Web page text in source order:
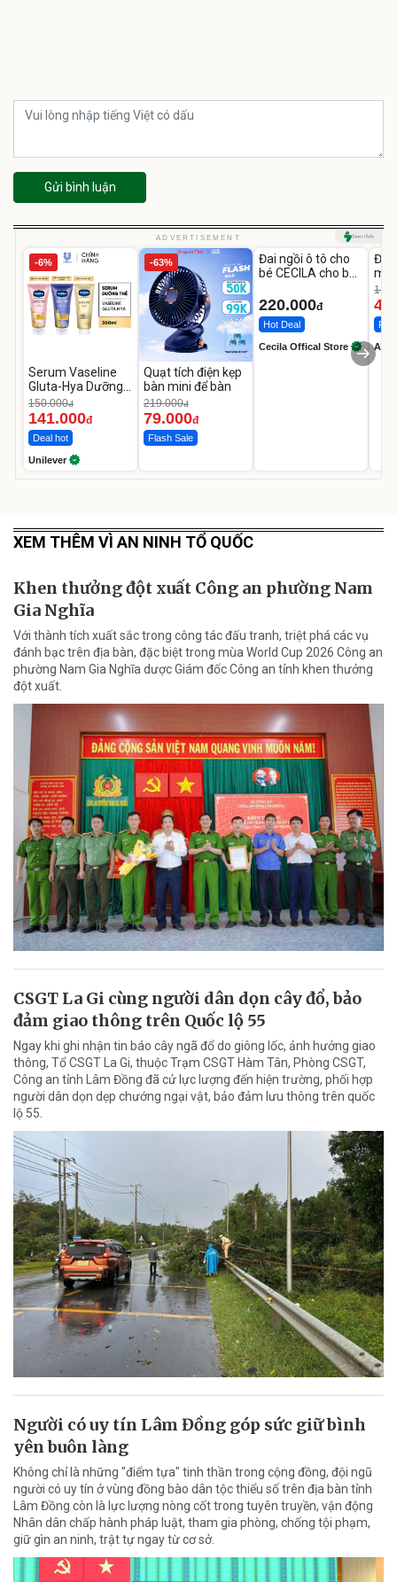
Gửi bình luận
ADVERTISEMENT
-6%
Serum Vaseline
Gluta-Hya Dưỡng
Da Sáng Mịn Sau 7
Ngày
150.000đ
141.000đ
Deal hot
Unilever
-63%
Quạt tích điện kẹp
bàn mini để bàn
219.000đ
79.000đ
Flash Sale
Đai ngồi ô tô cho
bé CECILA cho bé
220.000đ
Hot Deal
Cecila Offical Store A
XEM THÊM VÌ AN NINH TỔ QUỐC
Khen thưởng đột xuất Công an phường Nam
Gia Nghĩa
Với thành tích xuất sắc trong công tác đấu tranh, triệt phá các vụ
đánh bạc trên địa bàn, đặc biệt trong mùa World Cup 2026 Công an
phường Nam Gia Nghĩa dược Giám đốc Công an tỉnh khen thưởng
đột xuất.
CSGT La Gi cùng người dân dọn cây đổ, bảo
đảm giao thông trên Quốc lộ 55
Ngay khi ghi nhận tin báo cây ngã đổ do giông lốc, ảnh hưởng giao
thông, Tổ CSGT La Gi, thuộc Trạm CSGT Hàm Tân, Phòng CSGT,
Công an tỉnh Lâm Đồng đã cử lực lượng đến hiện trường, phối hợp
người dân dọn dẹp chướng ngại vật, bảo đảm lưu thông trên quốc
lộ 55.
Người có uy tín Lâm Đồng góp sức giữ bình
yên buôn làng
Không chỉ là những "điểm tựa" tinh thần trong cộng đồng, đội ngũ
người có uy tín ở vùng đồng bào dân tộc thiểu số trên địa bàn tỉnh
Lâm Đồng còn là lực lượng nòng cốt trong tuyên truyền, vận động
Nhân dân chấp hành pháp luật, tham gia phòng, chống tội phạm,
giữ gìn an ninh, trật tự ngay từ cơ sở.